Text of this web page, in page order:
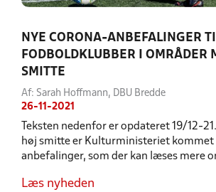
NYE CORONA-ANBEFALINGER
FODBOLDKLUBBER I OMRÅDER
SMITTE
Af: Sarah Hoffmann, DBU Bredde
26-11-2021
Teksten nedenfor er opdateret 19/12-
høj smitte er Kulturministeriet kommet
anbefalinger, som der kan læses mere
Læs nyheden